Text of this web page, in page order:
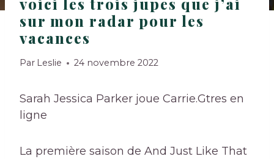
sur mon radar pour les
vacances
Par Leslie 24 novembre 2022
Sarah Jessica Parker joue Carrie.Gtres en
ligne
La première saison de And Just Like That